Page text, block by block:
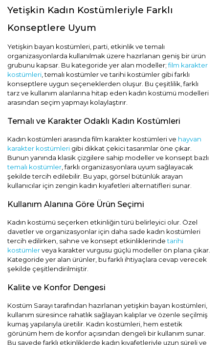
Yetişkin Kadın Kostümleriyle Farklı
Konseptlere Uyum
Yetişkin bayan kostümleri, parti, etkinlik ve temalı
organizasyonlarda kullanılmak üzere hazırlanan geniş bir ürün
grubunu kapsar. Bu kategoride yer alan modeller;film karakter
kostümleri , temalı kostümler ve tarihi kostümler gibi farklı
konseptlere uygun seçeneklerden oluşur. Bu çeşitlilik, farklı
tarz ve kullanım alanlarına hitap eden kadın kostümü modelleri
arasından seçim yapmayı kolaylaştırır.
Temalı ve Karakter Odaklı Kadın Kostümleri
Kadın kostümleri arasında film karakter kostümleri ve hayvan
karakter kostümleri gibi dikkat çekici tasarımlar öne çıkar.
Bunun yanında klasik çizgilere sahip modeller ve konsept bazlı
temalı kostümler , farklı organizasyonlara uyum sağlayacak
şekilde tercih edilebilir. Bu yapı, görsel bütünlük arayan
kullanıcılar için zengin kadın kıyafetleri alternatifleri sunar.
Kullanım Alanına Göre Ürün Seçimi
Kadın kostümü seçerken etkinliğin türü belirleyici olur. Özel
davetler ve organizasyonlar için daha sade kadın kostümleri
tercih edilirken, sahne ve konsept etkinliklerindetarihi
kostümlerveya karakter vurgusu güçlü modeller ön plana çıkar.
Kategoride yer alan ürünler, bu farklı ihtiyaçlara cevap verecek
şekilde çeşitlendirilmiştir.
Kalite ve Konfor Dengesi
Kostüm Sarayı tarafından hazırlanan yetişkin bayan kostümleri,
kullanım süresince rahatlık sağlayan kalıplar ve özenle seçilmiş
kumaş yapılarıyla üretilir. Kadın kostümleri, hem estetik
görünüm hem de konfor açısından dengeli bir kullanım sunar.
Bu sayede farklı etkinliklerde kadın kıyafetleriyle uzun süreli ve